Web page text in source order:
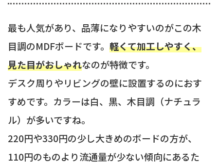
最も人気があり、品薄になりやすいのがこの木
目調のMDFボードです。 軽くて加工しやすく、
見た目がおしゃれなのが特徴です。
デスク周りやリビングの壁に設置するのにおす
すめです。カラーは白、黒、木目調（ナチュラ
ル）が多いですね。
220円や330円の少し大きめのボードの方が、
110円のものより流通量が少ない傾向にあるた